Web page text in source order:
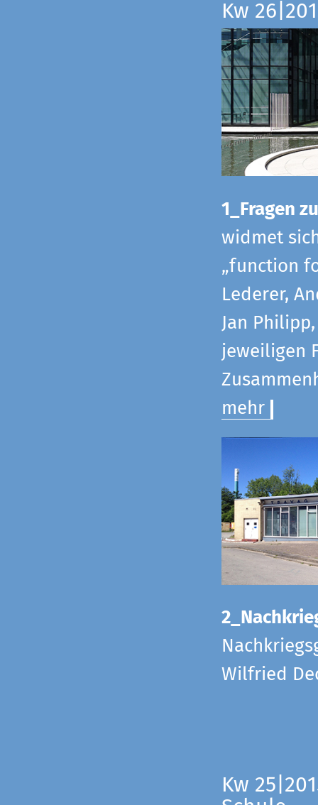
Kw
1_Fragen
widmet
„function
Lederer,
Jan
jeweiligen
mehr
Wilfried
Kw